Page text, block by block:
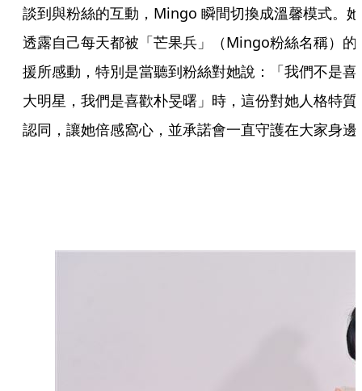
談到與粉絲的互動，Mingo 瞬間切換成溫馨模式。她
透露自己每天都被「芒果兵」（Mingo粉絲名稱）的
援所感動，特別是當聽到粉絲對她說：「我們不是喜
大明星，我們是喜歡朴旻曙」時，這份對她人格特質
認同，讓她倍感窩心，並承諾會一直守護在大家身邊